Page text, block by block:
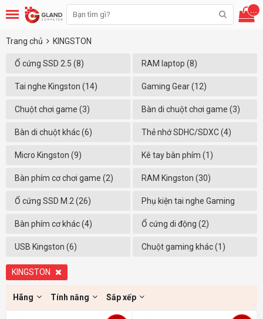
...
Trang chủ KINGSTON
Ổ cứng SSD 2.5 (8) RAM laptop (8)
Tai nghe Kingston (14) Gaming Gear (12)
Chuột chơi game (3) Bàn di chuột chơi game (3)
Bàn di chuột khác (6) Thẻ nhớ SDHC/SDXC (4)
Micro Kingston (9) Kê tay bàn phím (1)
Bàn phím cơ chơi game (2) RAM Kingston (30)
Ổ cứng SSD M.2 (26) Phụ kiện tai nghe Gaming
(16)
Bàn phím cơ khác (4) Ổ cứng di động (2)
USB Kingston (6) Chuột gaming khác (1)
KINGSTON
Hãng Tính năng Sắp xếp